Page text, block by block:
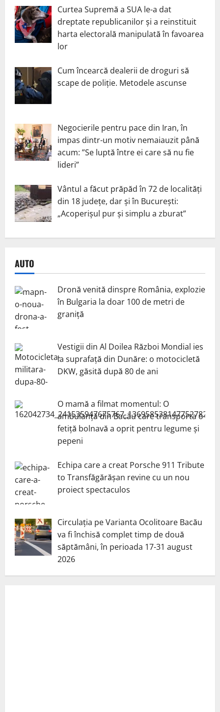
Curtea Supremă a SUA le-a dat
dreptate republicanilor și a reinstituit
harta electorală manipulată în favoarea
lor
Cum încearcă dealerii de droguri să
scape de poliție. Metodele ascunse
Negocierile pentru pace din Iran, în
impas dintr-un motiv nemaiauzit până
acum: ”Se luptă între ei care să nu fie
lideri”
Vântul a făcut prăpăd în 72 de localități
din 18 județe, dar și în București:
„Acoperișul pur și simplu a zburat”
AUTO
Dronă venită dinspre România, explozie
în Bulgaria la doar 100 de metri de
graniță
Vestigii din Al Doilea Război Mondial ies
la suprafață din Dunăre: o motocicletă
DKW, găsită după 80 de ani
O mamă a filmat momentul: O
ambulanță din Bacău care transporta o
fetiță bolnavă a oprit pentru legume și
pepeni
Echipa care a creat Porsche 911 Tribute
to Transfăgărășan revine cu un nou
proiect spectaculos
Circulația pe Varianta Ocolitoare Bacău
va fi închisă complet timp de două
săptămâni, în perioada 17-31 august
2026